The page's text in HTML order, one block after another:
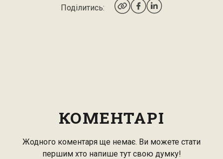
Поділитись:
КОМЕНТАРІ
Жодного коментаря ще немає. Ви можете стати
першим хто напише тут свою думку!